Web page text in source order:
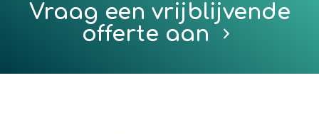
Vraag een vrijblijvende
offerte aan